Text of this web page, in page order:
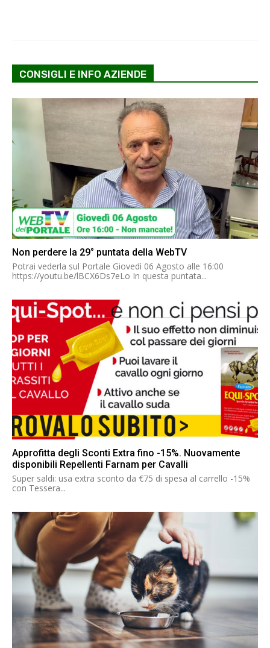
CONSIGLI E INFO AZIENDE
Non perdere la 29° puntata della WebTV
Potrai vederla sul Portale Giovedì 06 Agosto alle 16:00
https://youtu.be/lBCX6Ds7eLo In questa puntata...
Approfitta degli Sconti Extra fino -15%. Nuovamente
disponibili Repellenti Farnam per Cavalli
Super saldi: usa extra sconto da €75 di spesa al carrello -15%
con Tessera...